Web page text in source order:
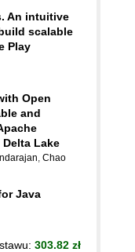
An intuitive
scalable
Play
Open
and
Lake
, Chao
Java
303.82 zł